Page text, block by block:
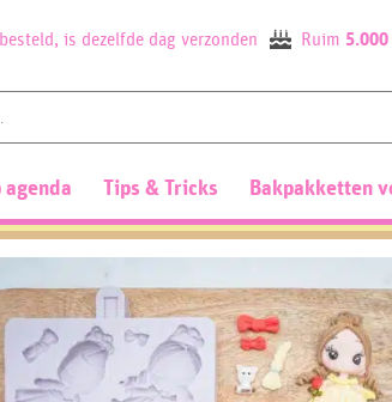
is dezelfde dag verzonden Ruim 5.000
agenda Tips & Tricks Bakpakketten